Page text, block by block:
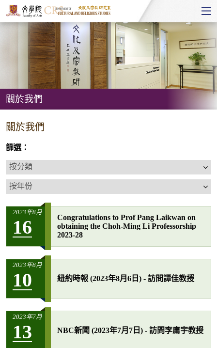
Start
關於我們
於
我
們
關於我們
篩選：
按
分
類
按
年
2023年8月
16
Congratulations to Prof Pang Laikwan on
obtaining the Choh-Ming Li Professorship
2023-28
2023年8月
10 紐約時報 (2023年8月6日) - 訪問譚佳教授
2023年7月
13 NBC新聞 (2023年7月7日) - 訪問李庸宇教授